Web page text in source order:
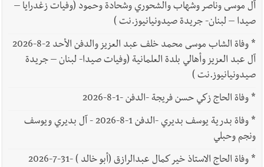
آل موسى وناصر وشهاب والشحوري وشحادة وحمود (وفيات زغدرايا –
صيدا – لبنان- جريدة صيدونيانيوز.نت )
*
وفاة الشاب موسى محمد خلف عبد العزيز والدفن الأحد 2-8-2026
آل عبد العزيز وأهالي بلدة العلمانية (وفيات صيدا- لبنان – جريدة
صيدونيانيوز.نت )
*وفاة الحاج زكي حسن فريجة -الدفن -1-8-2026
*
وفاة بدرية يوسف بديري -الدفن 1-8-2026 - آل بديري ويوسف
ونجم وحبلي
*وفاة الحاج الاستاذ خير كمال عبدالرازق (أبو خالد ) -31-7-2026